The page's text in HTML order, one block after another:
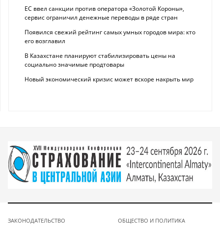
ЕС ввел санкции против оператора «Золотой Короны»,
сервис ограничил денежные переводы в ряде стран
Появился свежий рейтинг самых умных городов мира: кто
его возглавил
В Казахстане планируют стабилизировать цены на
социально значимые продтовары
Новый экономический кризис может вскоре накрыть мир
ЗАКОНОДАТЕЛЬСТВО
ОБЩЕСТВО И ПОЛИТИКА